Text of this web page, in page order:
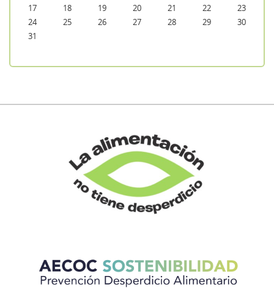
17
18 19 20 21 22
23
24
25 26 27 28 29
30
31